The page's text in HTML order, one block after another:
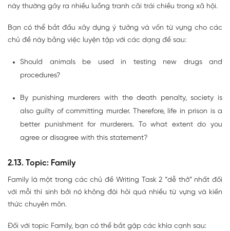
này thường gây ra nhiều luồng tranh cãi trái chiều trong xã hội.
Bạn có thể bắt đầu xây dựng ý tưởng và vốn từ vựng cho các
chủ đề này bằng việc luyện tập với các dạng đề sau:
Should animals be used in testing new drugs and
procedures?
By punishing murderers with the death penalty, society is
also guilty of committing murder. Therefore, life in prison is a
better punishment for murderers. To what extent do you
agree or disagree with this statement?
2.13. Topic: Family
Family là một trong các chủ đề Writing Task 2 “dễ thở” nhất đối
với mỗi thí sinh bởi nó không đòi hỏi quá nhiều từ vựng và kiến
thức chuyên môn.
Đối với topic Family, bạn có thể bắt gặp các khía cạnh sau: